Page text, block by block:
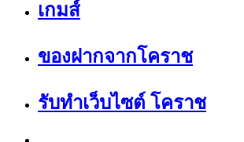
เกมส์
ของฝากจากโคราช
รับทำเว็บไซต์ โคราช